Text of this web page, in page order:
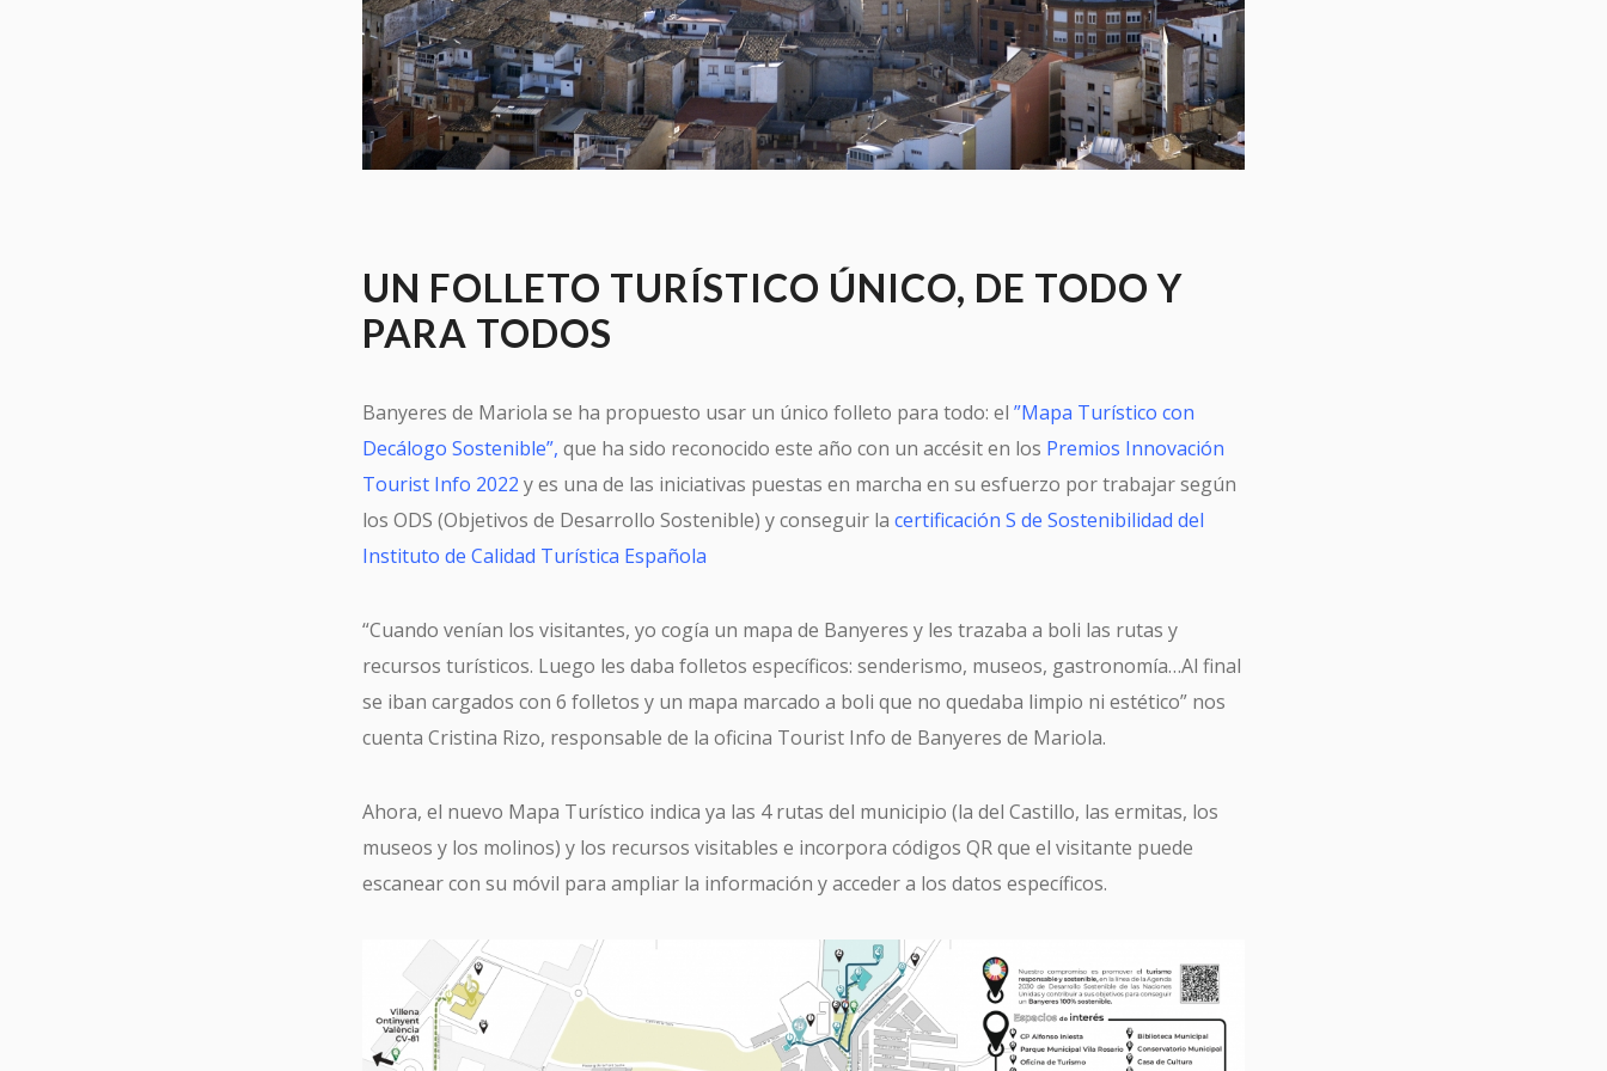
SUSCRÍBETE A TURISME CV MAGAZINE
Tu email *
UN FOLLETO TURÍSTICO ÚNICO, DE TODO Y
PARA TODOS
Banyeres de Mariola se ha propuesto usar un único folleto para todo: el”Mapa Turístico con
Decálogo Sostenible”, que ha sido reconocido este año con un accésit en los Premios Innovación
Tourist Info 2022 y es una de las iniciativas puestas en marcha en su esfuerzo por trabajar según
los ODS (Objetivos de Desarrollo Sostenible) y conseguir lacertificación S de Sostenibilidad del
Instituto de Calidad Turística Española
“Cuando venían los visitantes, yo cogía un mapa de Banyeres y les trazaba a boli las rutas y
recursos turísticos. Luego les daba folletos específicos: senderismo, museos, gastronomía…Al final
se iban cargados con 6 folletos y un mapa marcado a boli que no quedaba limpio ni estético” nos
cuenta Cristina Rizo, responsable de la oficina Tourist Info de Banyeres de Mariola.
Ahora, el nuevo Mapa Turístico indica ya las 4 rutas del municipio (la del Castillo, las ermitas, los
museos y los molinos) y los recursos visitables e incorpora códigos QR que el visitante puede
escanear con su móvil para ampliar la información y acceder a los datos específicos.